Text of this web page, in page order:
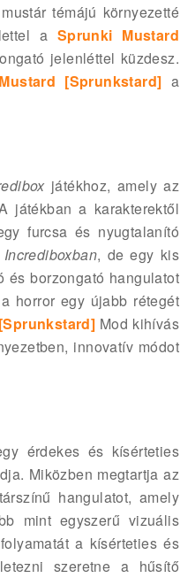
témájú környezetté
a Sprunki Mustard
jelenléttel küzdesz.
[Sprunkstard] a
játékhoz, amely az
játékban a karakterektől
furcsa és nyugtalanító
Incrediboxban, de egy kis
és borzongató hangulatot
horror egy újabb rétegét
Mod kihívás
innovatív módot
érdekes és kísérteties
Miközben megtartja az
hangulatot, amely
mint egyszerű vizuális
a kísérteties és
szeretne a hűsítő